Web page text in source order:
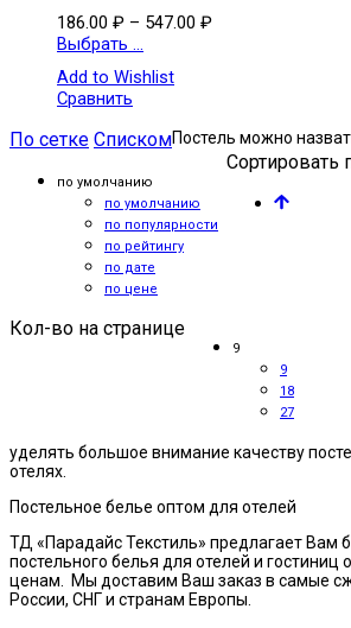
186.00 ₽ – 547.00 ₽
Выбрать ...
Add to Wishlist
Сравнить
По сетке Списком
Сортировать
по умолчанию
по умолчанию
по популярности
по рейтингу
по дате
по цене
Кол-во на странице
9
9
18
27
Постель можно
уделять большое внимание качеству
отелях.
Постельное белье оптом для отелей
ТД «Парадайс Текстиль» предлагает Вам
постельного белья для отелей и
ценам. Мы доставим Ваш заказ в самые
России, СНГ и странам Европы.